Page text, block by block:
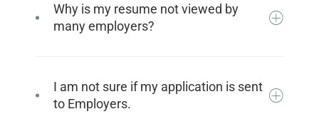
Why is my resume not viewed by
many employers?
I am not sure if my application is sent
to Employers.